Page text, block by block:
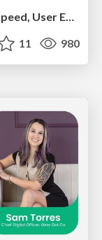
Connecting the Dots Between Site Speed, User Experience & Your Business [WebExpo 2025]
11 980